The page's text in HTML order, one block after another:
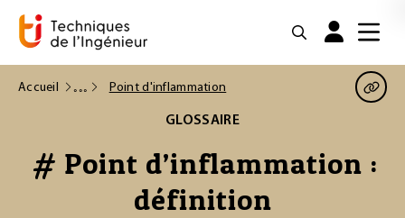
Accueil Point d'inflammation
GLOSSAIRE
# Point d’inflammation :
définition